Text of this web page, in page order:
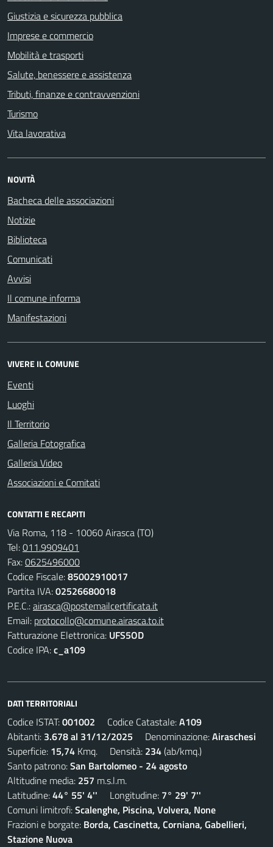
Giustizia e sicurezza pubblica
Imprese e commercio
Mobilità e trasporti
Salute, benessere e assistenza
Tributi, finanze e contravvenzioni
Turismo
Vita lavorativa
NOVITÀ
Bacheca delle associazioni
Notizie
Biblioteca
Comunicati
Avvisi
Il comune informa
Manifestazioni
VIVERE IL COMUNE
Eventi
Luoghi
Il Territorio
Galleria Fotografica
Galleria Video
Associazioni e Comitati
CONTATTI E RECAPITI
Via Roma, 118 - 10060 Airasca (TO)
Tel:011.9909401
Fax:0625496000
Codice Fiscale:85002910017
Partita IVA:02526680018
P.E.C.:airasca@postemailcertificata.it
Email: protocollo@comune.airasca.to.it
Fatturazione Elettronica: UFS5OD
Codice IPA:c_a109
DATI TERRITORIALI
Codice ISTAT:001002 Codice Catastale:A109
Abitanti: 3.678 al 31/12/2025 Denominazione:Airaschesi
Superficie: 15,74 Kmq. Densità: 234(ab/kmq.)
Santo patrono:San Bartolomeo - 24 agosto
Altitudine media: 257 m.s.l.m.
Latitudine:44° 55' 4'' Longitudine: 7° 29' 7''
Comuni limitrofi:Scalenghe, Piscina, Volvera, None
Frazioni e borgate: Borda, Cascinetta, Corniana, Gabellieri,
Stazione Nuova